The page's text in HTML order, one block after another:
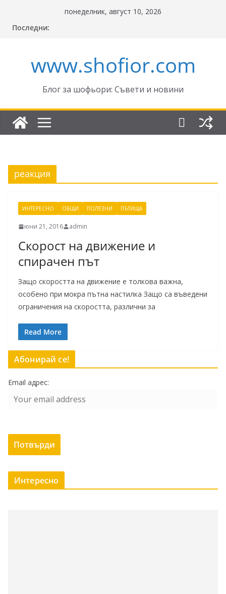
понеделник, август 10, 2026
Последни:
www.shofior.com
Блог за шофьори: Съвети и новини
реакция
ИНТЕРЕСНО ОБЩИ ПОЛЕЗНИ ПЪТИЩА
юни 21, 2016 admin
Скорост на движение и
спирачен път
Защо скоростта на движение е толкова важна,
особено при мокра пътна настилка Защо са въведени
ограничения на скоростта, различни за
Read More
Абонирай се!
Email адрес:
Интересно